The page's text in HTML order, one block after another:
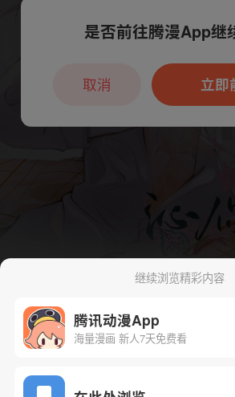
继续浏览精彩内容
腾讯动漫App
海量漫画 新人7天免费看
本章节仅支持App阅读，可
户7天免费看
是否前往腾漫App继
立即
取消